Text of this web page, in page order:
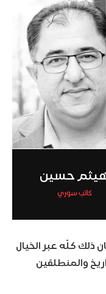
حسين
كاتب سوري
ذلك كلّه عبر الخيال
والمنطلقين